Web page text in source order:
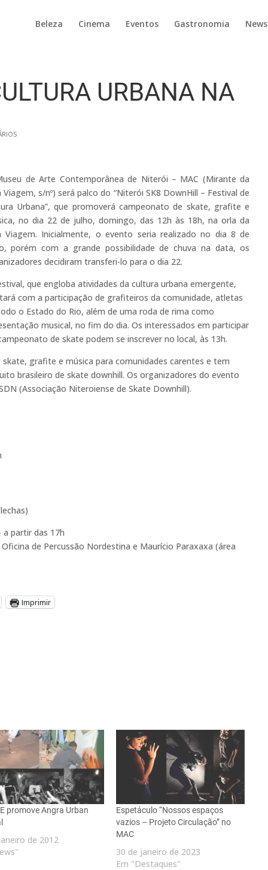
Beleza Cinema Eventos Gastronomia News
URBANA NA
de Arte Contemporânea de Niterói – MAC (Mirante da
Viagem, s/nº) será palco do “Niterói SK8 DownHill – Festival de
Urbana”, que promoverá campeonato de skate, grafite e
no dia 22 de julho, domingo, das 12h às 18h, na orla da
Viagem. Inicialmente, o evento seria realizado no dia 8 de
porém com a grande possibilidade de chuva na data, os
decidiram transferi-lo para o dia 22.
que engloba atividades da cultura urbana emergente,
com a participação de grafiteiros da comunidade, atletas
o Estado do Rio, além de uma roda de rima como
musical, no fim do dia. Os interessados em participar
de skate podem se inscrever no local, às 13h.
grafite e música para comunidades carentes e tem
brasileiro de skate downhill. Os organizadores do evento
(Associação Niteroiense de Skate Downhill).
a partir das 17h
de Percussão Nordestina e Maurício Paraxaxa (área
Imprimir
promove Angra Urban
de 2012
Espetáculo “Nossos espaços
vazios – Projeto Circulação” no
MAC
30 de janeiro de 2023
Em "Destaques"